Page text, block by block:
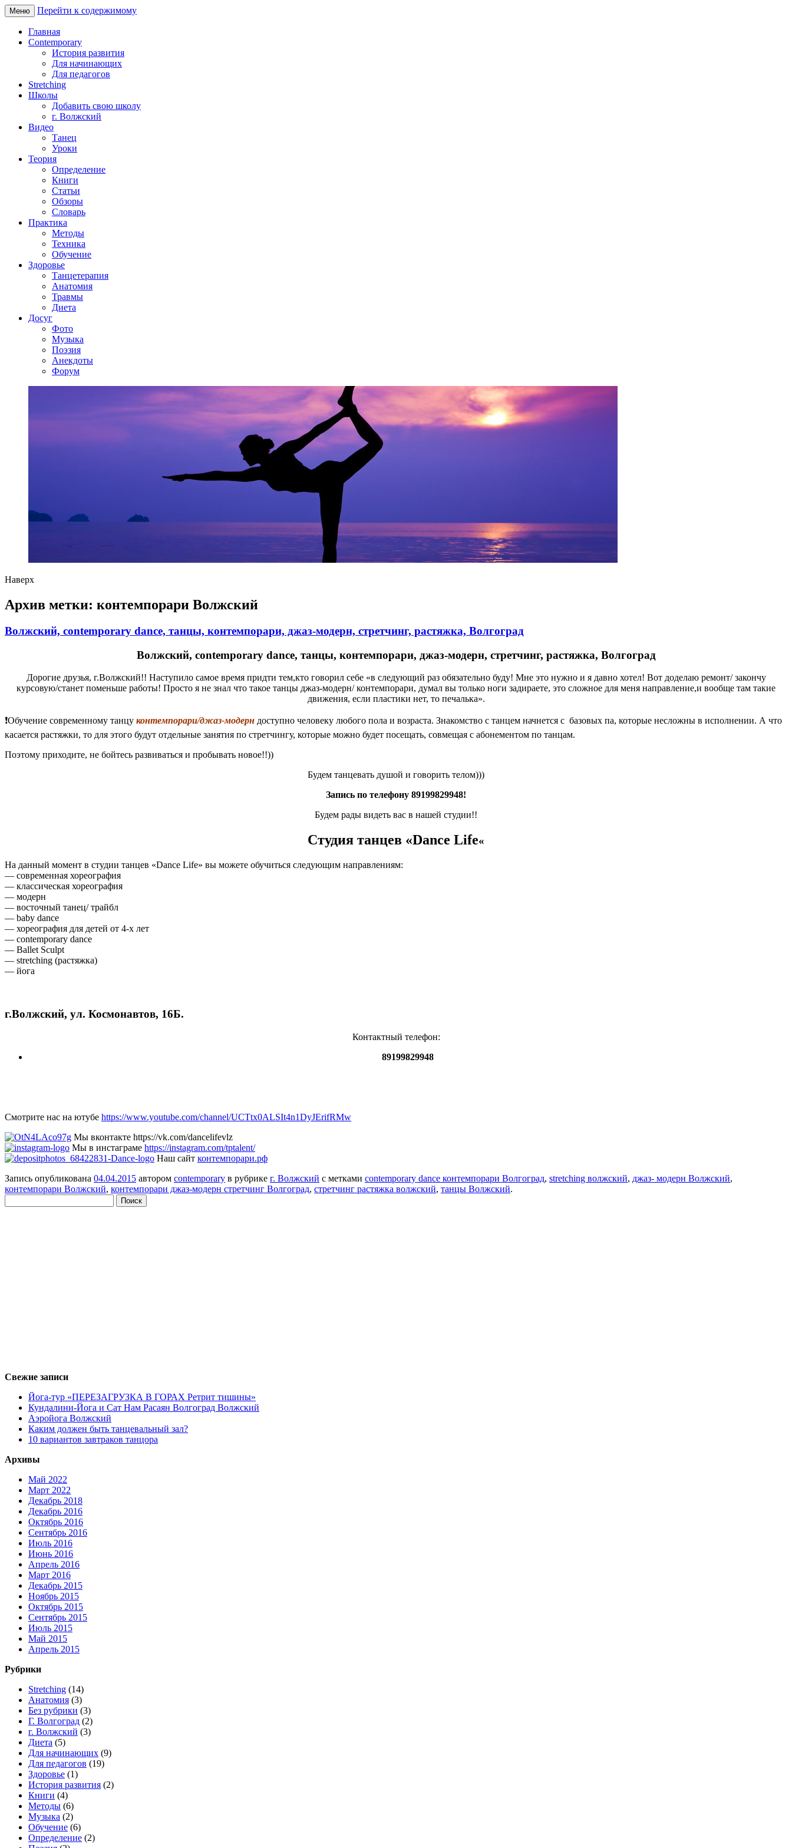
Меню Перейти к содержимому
Главная
Contemporary
История развития
Для начинающих
Для педагогов
Stretching
Школы
Добавить свою школу
г. Волжский
Видео
Танец
Уроки
Теория
Определение
Книги
Статьи
Обзоры
Словарь
Практика
Методы
Техника
Обучение
Здоровье
Танцетерапия
Анатомия
Травмы
Диета
Досуг
Фото
Музыка
Поэзия
Анекдоты
Форум
Наверх
Архив метки: контемпорари Волжский
Волжский, contemporary dance, танцы, контемпорари, джаз-модерн, стретчинг, растяжка, Волгоград
Волжский, contemporary dance, танцы, контемпорари, джаз-модерн, стретчинг, растяжка, Волгоград
Дорогие друзья, г.Волжский!! Наступило самое время придти тем,кто говорил себе «в следующий раз обязательно буду! Мне это нужно и я давно хотел! Вот доделаю ремонт/ закончу
курсовую/станет поменьше работы! Просто я не знал что такое танцы джаз-модерн/ контемпорари, думал вы только ноги задираете, это сложное для меня направление,и вообще там такие
движения, если пластики нет, то печалька».
❗Обучение современному танцу контемпорари/джаз-модерн доступно человеку любого пола и возраста. Знакомство с танцем начнется с базовых па, которые несложны в исполнении. А что
касается растяжки, то для этого будут отдельные занятия по стретчингу, которые можно будет посещать, совмещая с абонементом по танцам.
Поэтому приходите, не бойтесь развиваться и пробывать новое!!))
Будем танцевать душой и говорить телом)))
Запись по телефону 89199829948!
Будем рады видеть вас в нашей студии!!
Студия танцев «Dance Life«
На данный момент в студии танцев «Dance Life» вы можете обучиться следующим направлениям:
— современная хореография
— классическая хореография
— модерн
— восточный танец/ трайбл
— baby dance
— хореография для детей от 4-х лет
— contemporary dance
— Ballet Sculpt
— stretching (растяжка)
— йога
г.Волжский, ул. Космонавтов, 16Б.
Контактный телефон:
89199829948
Смотрите нас на ютубе https://www.youtube.com/channel/UCTtx0ALSIt4n1DyJErifRMw
Мы вконтакте https://vk.com/dancelifevlz
Мы в инстаграме https://instagram.com/tptalent/
Наш сайт контемпорари.рф
Запись опубликована 04.04.2015 автором contemporary в рубрике г. Волжский с метками contemporary dance контемпорари Волгоград, stretching волжский, джаз- модерн Волжский,
контемпорари Волжский, контемпорари джаз-модерн стретчинг Волгоград, стретчинг растяжка волжский, танцы Волжский.
Свежие записи
Йога-тур «ПЕРЕЗАГРУЗКА В ГОРАХ Ретрит тишины»
Кундалини-Йога и Сат Нам Расаян Волгоград Волжский
Аэройога Волжский
Каким должен быть танцевальный зал?
10 вариантов завтраков танцора
Архивы
Май 2022
Март 2022
Декабрь 2018
Декабрь 2016
Октябрь 2016
Сентябрь 2016
Июль 2016
Июнь 2016
Апрель 2016
Март 2016
Декабрь 2015
Ноябрь 2015
Октябрь 2015
Сентябрь 2015
Июль 2015
Май 2015
Апрель 2015
Рубрики
Stretching (14)
Анатомия (3)
Без рубрики (3)
Г. Волгоград (2)
г. Волжский (3)
Диета (5)
Для начинающих (9)
Для педагогов (19)
Здоровье (1)
История развития (2)
Книги (4)
Методы (6)
Музыка (2)
Обучение (6)
Определение (2)